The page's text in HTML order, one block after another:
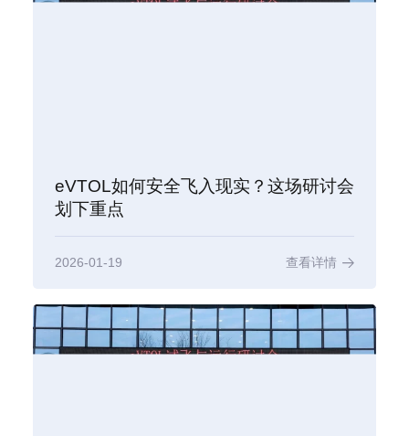
eVTOL如何安全飞入现实？这场研讨会
划下重点
2026-01-19 查看详情